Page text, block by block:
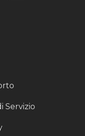
Servizio